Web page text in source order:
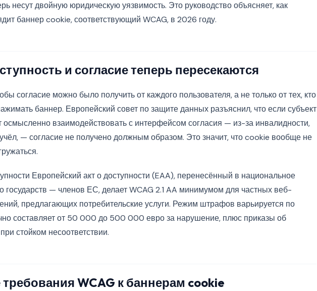
несут двойную юридическую уязвимость. Это руководство объясняет, как
баннер cookie, соответствующий WCAG, в 2026 году.
и согласие теперь пересекаются
согласие можно было получить от каждого пользователя, а не только от тех, кто
баннер. Европейский совет по защите данных разъяснил, что если субъект
взаимодействовать с интерфейсом согласия — из-за инвалидности,
— согласие не получено должным образом. Это значит, что cookie вообще не
Европейский акт о доступности (EAA), перенесённый в национальное
государств — членов ЕС, делает WCAG 2.1 AA минимумом для частных веб-
предлагающих потребительские услуги. Режим штрафов варьируется по
составляет от 50 000 до 500 000 евро за нарушение, плюс приказы об
стойком несоответствии.
WCAG к баннерам cookie